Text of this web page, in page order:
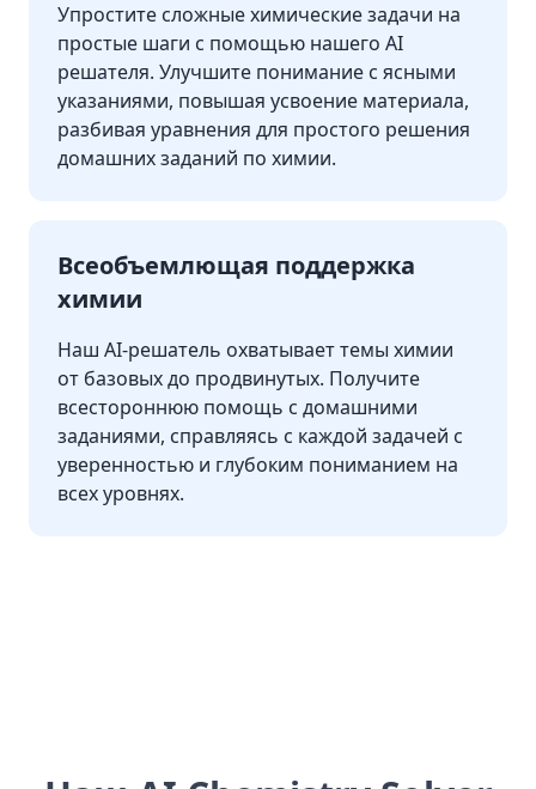
Упростите сложные химические задачи на
простые шаги с помощью нашего AI
решателя. Улучшите понимание с ясными
указаниями, повышая усвоение материала,
разбивая уравнения для простого решения
домашних заданий по химии.
Всеобъемлющая поддержка
химии
Наш AI-решатель охватывает темы химии
от базовых до продвинутых. Получите
всестороннюю помощь с домашними
заданиями, справляясь с каждой задачей с
уверенностью и глубоким пониманием на
всех уровнях.